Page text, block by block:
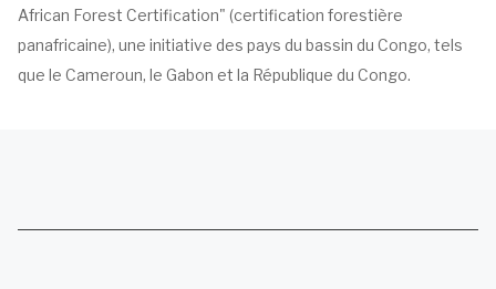
African Forest Certification" (certification forestière
panafricaine), une initiative des pays du bassin du Congo, tels
que le Cameroun, le Gabon et la République du Congo.